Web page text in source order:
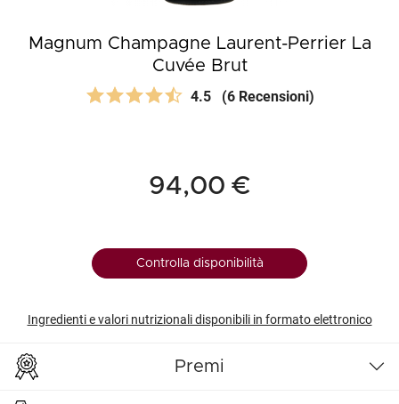
Magnum Champagne Laurent-Perrier La
Cuvée Brut
4.5 (6 Recensioni)
94,00 €
Controlla disponibilità
Ingredienti e valori nutrizionali disponibili in formato elettronico
Premi